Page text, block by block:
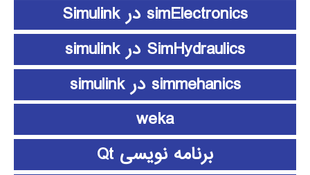
simElectronics در Simulink
SimHydraulics در simulink
simmehanics در simulink
weka
برنامه نویسی Qt